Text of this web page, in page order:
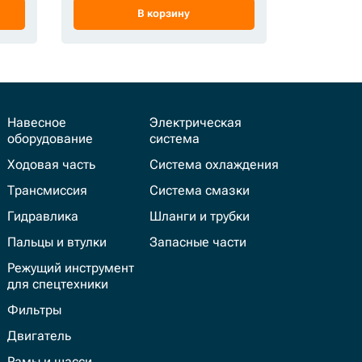
В корзину
Навесное
оборудование
Ходовая часть
Трансмиссия
Гидравлика
Пальцы и втулки
Режущий инструмент
для спецтехники
Фильтры
Двигатель
Электрическая
система
Система охлаждения
Система смазки
Шланги и трубки
Запасные части